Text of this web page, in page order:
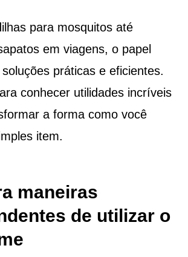
para mosquitos até
em viagens, o papel
práticas e eficientes.
conhecer utilidades incríveis
a forma como você
item.
maneiras
de utilizar o